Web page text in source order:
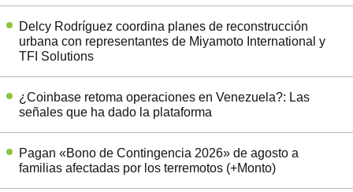
Delcy Rodríguez coordina planes de reconstrucción
urbana con representantes de Miyamoto International y
TFI Solutions
¿Coinbase retoma operaciones en Venezuela?: Las
señales que ha dado la plataforma
Pagan «Bono de Contingencia 2026» de agosto a
familias afectadas por los terremotos (+Monto)